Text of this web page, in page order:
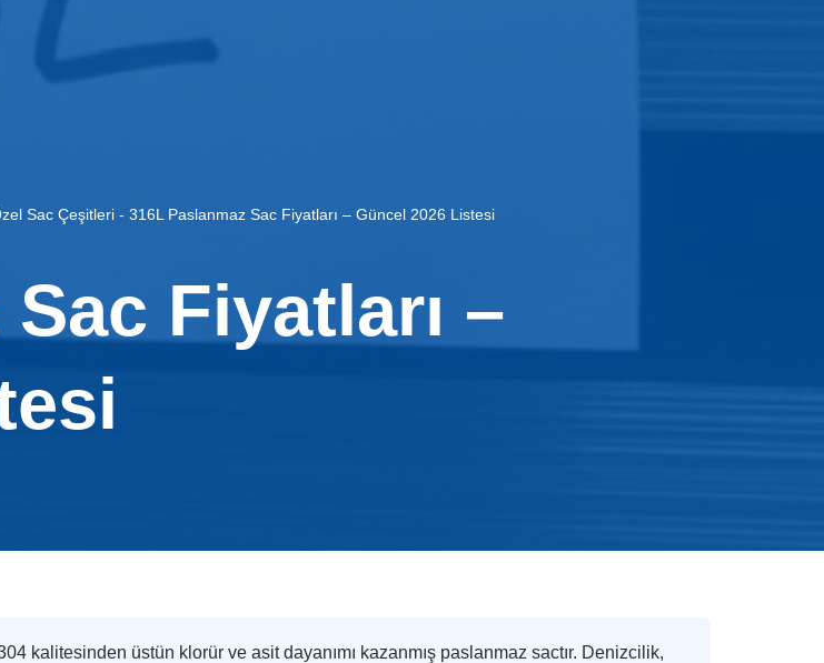
Sac Çeşitleri - 316L Paslanmaz Sac Fiyatları – Güncel 2026 Listesi
Fiyatları –
kalitesinden üstün klorür ve asit dayanımı kazanmış paslanmaz sactır. Denizcilik,